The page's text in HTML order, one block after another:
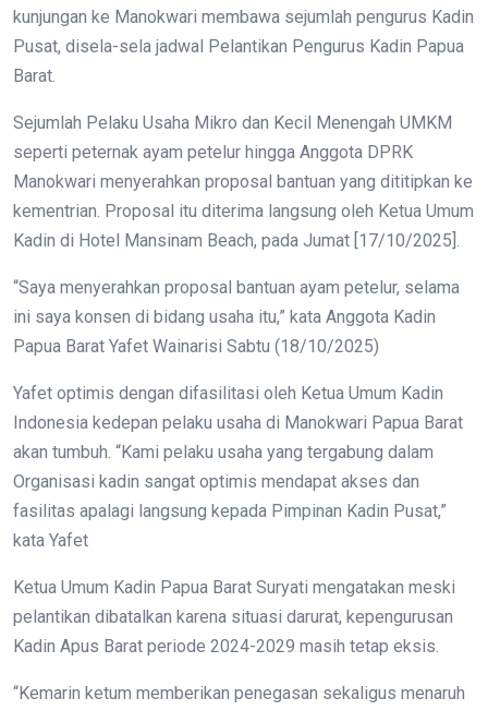
kunjungan ke Manokwari membawa sejumlah pengurus Kadin
Pusat, disela-sela jadwal Pelantikan Pengurus Kadin Papua
Barat.
Sejumlah Pelaku Usaha Mikro dan Kecil Menengah UMKM
seperti peternak ayam petelur hingga Anggota DPRK
Manokwari menyerahkan proposal bantuan yang dititipkan ke
kementrian. Proposal itu diterima langsung oleh Ketua Umum
Kadin di Hotel Mansinam Beach, pada Jumat [17/10/2025].
“Saya menyerahkan proposal bantuan ayam petelur, selama
ini saya konsen di bidang usaha itu,” kata Anggota Kadin
Papua Barat Yafet Wainarisi Sabtu (18/10/2025)
Yafet optimis dengan difasilitasi oleh Ketua Umum Kadin
Indonesia kedepan pelaku usaha di Manokwari Papua Barat
akan tumbuh. “Kami pelaku usaha yang tergabung dalam
Organisasi kadin sangat optimis mendapat akses dan
fasilitas apalagi langsung kepada Pimpinan Kadin Pusat,”
kata Yafet
Ketua Umum Kadin Papua Barat Suryati mengatakan meski
pelantikan dibatalkan karena situasi darurat, kepengurusan
Kadin Apus Barat periode 2024-2029 masih tetap eksis.
“Kemarin ketum memberikan penegasan sekaligus menaruh